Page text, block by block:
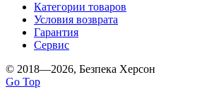
Категории товаров
Условия возврата
Гарантия
Сервис
© 2018—2026, Безпека Херсон
Go Top